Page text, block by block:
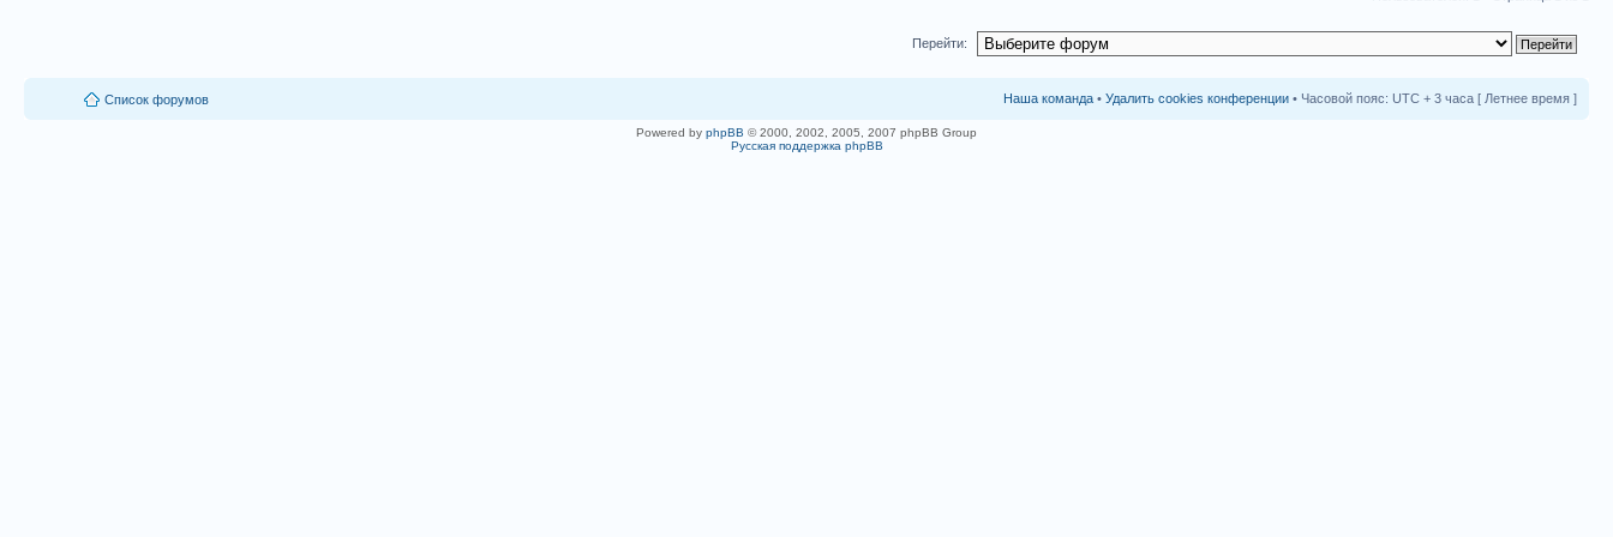
Перейти:
Список форумов Наша команда • Удалить cookies конференции • Часовой пояс: UTC + 3 часа [ Летнее время ]
Powered by phpBB © 2000, 2002, 2005, 2007 phpBB Group
Русская поддержка phpBB